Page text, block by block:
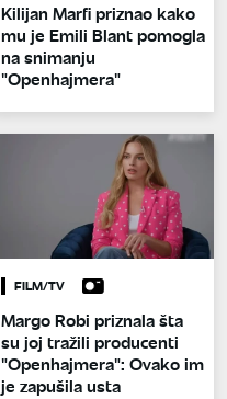
Kilijan Marfi priznao kako
mu je Emili Blant pomogla
na snimanju
"Openhajmera"
FILM/TV
Margo Robi priznala šta
su joj tražili producenti
"Openhajmera": Ovako im
je zapušila usta